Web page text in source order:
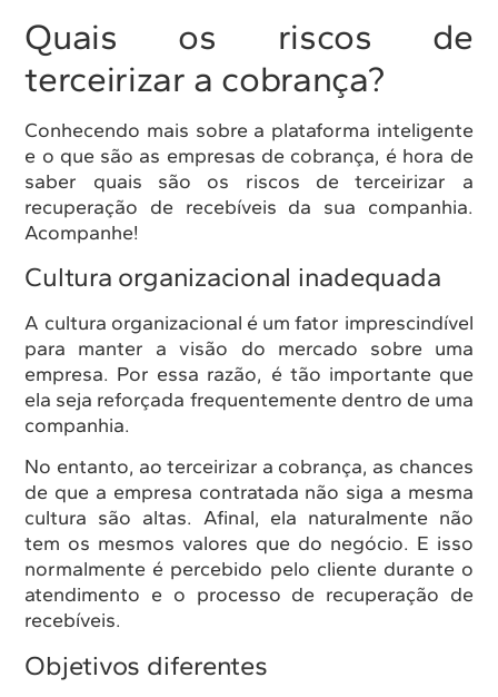
Quais os riscos de
terceirizar a cobrança?
Conhecendo mais sobre a plataforma inteligente
e o que são as empresas de cobrança, é hora de
saber quais são os riscos de terceirizar a
recuperação de recebíveis da sua companhia.
Acompanhe!
Cultura organizacional inadequada
A cultura organizacional é um fator imprescindível
para manter a visão do mercado sobre uma
empresa. Por essa razão, é tão importante que
ela seja reforçada frequentemente dentro de uma
companhia.
No entanto, ao terceirizar a cobrança, as chances
de que a empresa contratada não siga a mesma
cultura são altas. Afinal, ela naturalmente não
tem os mesmos valores que do negócio. E isso
normalmente é percebido pelo cliente durante o
atendimento e o processo de recuperação de
recebíveis.
Objetivos diferentes